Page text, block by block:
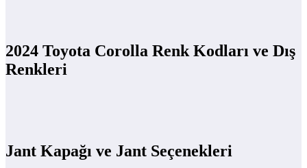
2024 Toyota Corolla Renk Kodları ve Dış
Renkleri
Jant Kapağı ve Jant Seçenekleri